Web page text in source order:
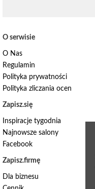
O serwisie
O Nas
Regulamin
Polityka prywatności
Polityka zliczania ocen
Zapisz.się
Inspiracje tygodnia
Najnowsze salony
Facebook
Zapisz.firmę
Dla biznesu